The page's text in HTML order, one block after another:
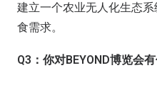
建立一个农业无人化生态
食需求。
Q3：你对BEYOND博览会